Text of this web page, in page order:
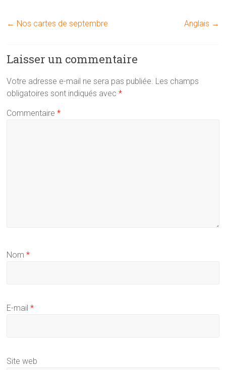
← Nos cartes de septembre Anglais →
Laisser un commentaire
Votre adresse e-mail ne sera pas publiée. Les champs
obligatoires sont indiqués avec*
Commentaire*
Nom*
E-mail*
Site web